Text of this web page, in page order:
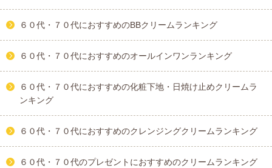
６０代・７０代におすすめのBBクリームランキング
６０代・７０代におすすめのオールインワンランキング
６０代・７０代におすすめの化粧下地・日焼け止めクリームラ
ンキング
６０代・７０代におすすめのクレンジングクリームランキング
６０代・７０代のプレゼントにおすすめのクリームランキング